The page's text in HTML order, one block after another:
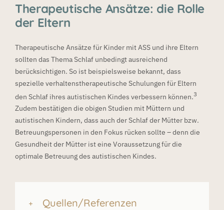
Therapeutische Ansätze: die Rolle
der Eltern
Therapeutische Ansätze für Kinder mit ASS und ihre Eltern
sollten das Thema Schlaf unbedingt ausreichend
berücksichtigen. So ist beispielsweise bekannt, dass
spezielle verhaltenstherapeutische Schulungen für Eltern
den Schlaf ihres autistischen Kindes verbessern können.3
Zudem bestätigen die obigen Studien mit Müttern und
autistischen Kindern, dass auch der Schlaf der Mütter bzw.
Betreuungspersonen in den Fokus rücken sollte – denn die
Gesundheit der Mütter ist eine Voraussetzung für die
optimale Betreuung des autistischen Kindes.
Quellen/Referenzen